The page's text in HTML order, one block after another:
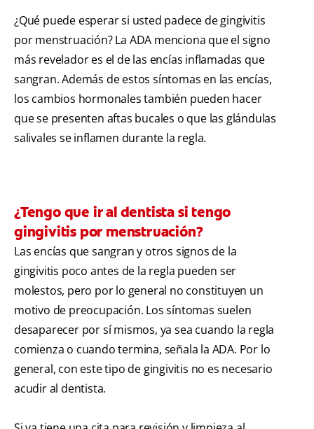
¿Qué puede esperar si usted padece de gingivitis
por menstruación? La ADA menciona que el signo
más revelador es el de las encías inflamadas que
sangran. Además de estos síntomas en las encías,
los cambios hormonales también pueden hacer
que se presenten aftas bucales o que las glándulas
salivales se inflamen durante la regla.
¿Tengo que ir al dentista si tengo
gingivitis por menstruación?
Las encías que sangran y otros signos de la
gingivitis poco antes de la regla pueden ser
molestos, pero por lo general no constituyen un
motivo de preocupación. Los síntomas suelen
desaparecer por sí mismos, ya sea cuando la regla
comienza o cuando termina, señala la ADA. Por lo
general, con este tipo de gingivitis no es necesario
acudir al dentista.